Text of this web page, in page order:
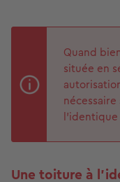
Quand
située en
Une toiture à